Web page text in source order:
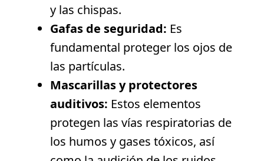
y las chispas.
Gafas de seguridad: Es
fundamental proteger los ojos de
las partículas.
Mascarillas y protectores
auditivos: Estos elementos
protegen las vías respiratorias de
los humos y gases tóxicos, así